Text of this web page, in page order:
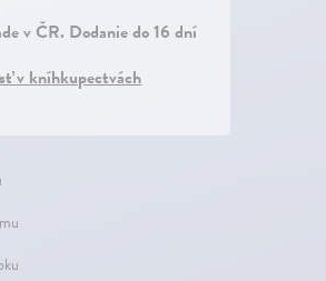
v ČR. Dodanie do 16 dní
v kníhkupectvách